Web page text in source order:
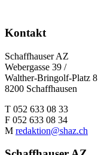
Kontakt
Schaffhauser AZ
Webergasse 39 /
Walther-Bringolf-Platz 8
8200 Schaffhausen
T 052 633 08 33
F 052 633 08 34
M redaktion@shaz.ch